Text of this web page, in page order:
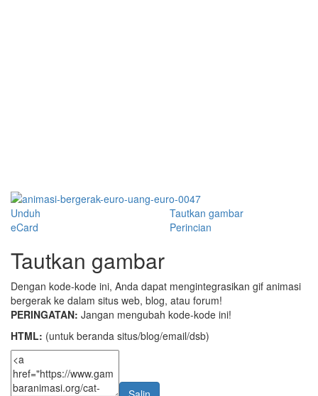
Unduh
Tautkan gambar
eCard
Perincian
Tautkan gambar
Dengan kode-kode ini, Anda dapat mengintegrasikan gif animasi
bergerak ke dalam situs web, blog, atau forum!
PERINGATAN: Jangan mengubah kode-kode ini!
HTML: (untuk beranda situs/blog/email/dsb)